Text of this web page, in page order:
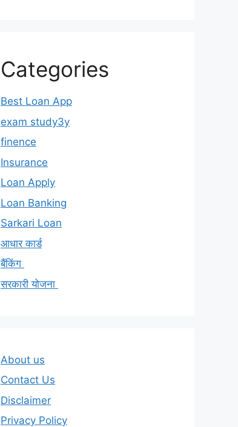
Categories
Best Loan App
exam study3y
finence
Insurance
Loan Apply
Loan Banking
Sarkari Loan
आधार कार्ड
बैंकिंग
सरकारी योजना
About us
Contact Us
Disclaimer
Privacy Policy